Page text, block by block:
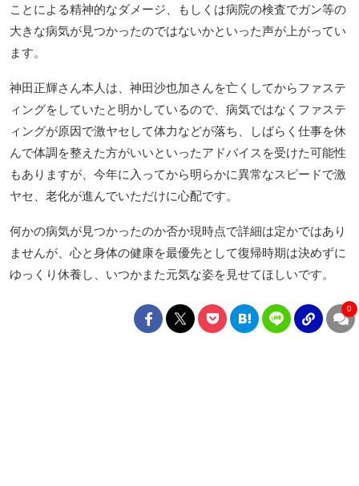
ことによる精神的なダメージ、もしくは病院の検査でガン等の
大きな病気が見つかったのではないかといった声が上がってい
ます。
神田正輝さん本人は、神田沙也加さんを亡くしてからファステ
ィングをしていたと明かしているので、病気ではなくファステ
ィングが原因で激ヤセして体力などが落ち、しばらく仕事を休
んで体調を整えた方がいいといったアドバイスを受けた可能性
もありますが、今年に入ってから明らかに異常なスピードで激
ヤセ、老化が進んでいただけに心配です。
何かの病気が見つかったのか否か現時点で詳細は定かではあり
ませんが、心と身体の健康を最優先として復帰時期は決めずに
ゆっくり休養し、いつかまた元気な姿を見せてほしいです。
0